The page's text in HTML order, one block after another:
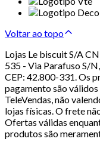
Voltar ao topo
Lojas Le biscuit S/A
535 - Via Parafuso S/
CEP: 42.800-331. Os
pagamento são
TeleVendas, não
lojas físicas. O frete
Ofertas válidas
produtos são